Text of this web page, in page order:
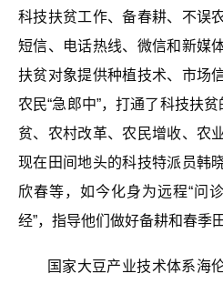
科技扶贫工作、备春耕、不误
短信、电话热线、微信和新媒
扶贫对象提供种植技术、市场
农民“急郎中”，打通了科技扶
贫、农村改革、农民增收、农
现在田间地头的科技特派员韩
欣春等，如今化身为远程“问
经”，指导他们做好备耕和春季
国家大豆产业技术体系海